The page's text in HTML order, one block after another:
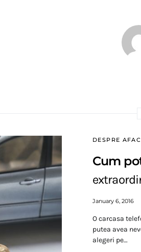
DESPRE
Cum
January 6, 2016
O carcasa
putea avea
alegeri pe…